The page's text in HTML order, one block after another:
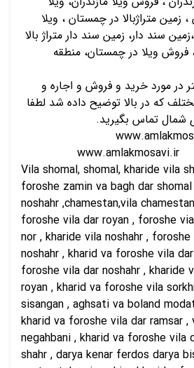
متراژبالا در چمستان ، ویلا
سند دار، زمین سند دار متراژ بالا
فروش ویلا در چمستان، منطقه
در مورد خرید و فروش و اجاره و
که در بالا توضیح داده شد لطفا
شمال تماس بگیرید.
www.amlakmosavi.ir
Vila shomal, shomal, kharide vila
foroshe zamin va bagh dar
noshahr ,chamestan,vila
foroshe vila dar royan , foroshe
nor , kharide vila noshahr ,
noshahr , kharid va foroshe vila
foroshe vila dar noshahr , kharide
royan , kharid va foroshe vila
sisangan , aghsati va boland
kharid va foroshe vila dar ramsar ,
negahbani , kharid va foroshe vila
shahr , darya kenar ferdos darya